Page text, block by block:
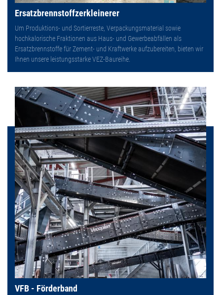
Ersatzbrennstoffzerkleinerer
Um Produktions- und Sortierreste, Verpackungsmaterial sowie
hochkalorische Fraktionen aus Haus- und Gewerbeabfällen als
Ersatzbrennstoffe für Zement- und Kraftwerke aufzubereiten, bieten wir
Ihnen unsere leistungsstarke VEZ-Baureihe.
VFB - Förderband